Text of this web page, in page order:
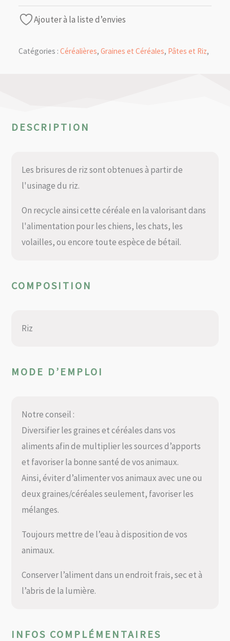
Ajouter à la liste d’envies
Catégories : Céréalières, Graines et Céréales, Pâtes et Riz,
DESCRIPTION
Les brisures de riz sont obtenues à partir de
l'usinage du riz.
On recycle ainsi cette céréale en la valorisant dans
l'alimentation pour les chiens, les chats, les
volailles, ou encore toute espèce de bétail.
COMPOSITION
Riz
MODE D’EMPLOI
Notre conseil :
Diversifier les graines et céréales dans vos
aliments afin de multiplier les sources d’apports
et favoriser la bonne santé de vos animaux.
Ainsi, éviter d’alimenter vos animaux avec une ou
deux graines/céréales seulement, favoriser les
mélanges.
Toujours mettre de l’eau à disposition de vos
animaux.
Conserver l’aliment dans un endroit frais, sec et à
l’abris de la lumière.
INFOS COMPLÉMENTAIRES